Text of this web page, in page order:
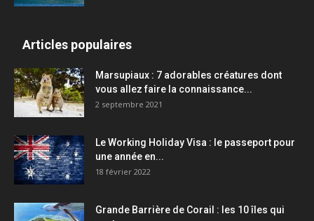
Articles populaires
Marsupiaux : 7 adorables créatures dont
vous allez faire la connaissance...
2 septembre 2021
Le Working Holiday Visa : le passeport pour
une année en...
18 février 2022
Grande Barrière de Corail : les 10 îles qui